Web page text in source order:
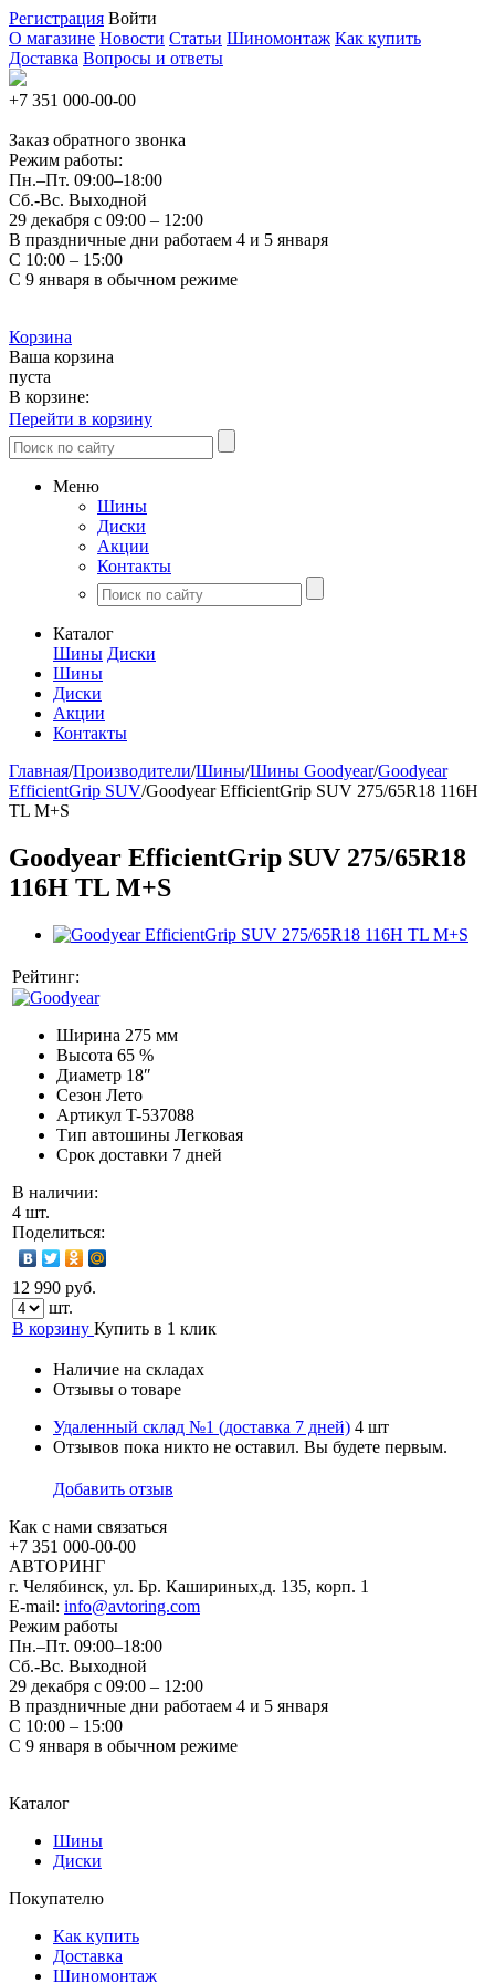
Регистрация Войти
О магазине Новости Статьи Шиномонтаж Как купить
Доставка Вопросы и ответы
+7 351 000-00-00
Заказ обратного звонка
Режим работы:
Пн.–Пт. 09:00–18:00
Сб.-Вс. Выходной
29 декабря с 09:00 – 12:00
В праздничные дни работаем 4 и 5 января
С 10:00 – 15:00
С 9 января в обычном режиме
Корзина
Ваша корзина
пуста
В корзине:
Перейти в корзину
Меню
Шины
Диски
Акции
Контакты
Каталог
Шины Диски
Шины
Диски
Акции
Контакты
Главная/Производители/Шины/Шины Goodyear/Goodyear
EfficientGrip SUV/Goodyear EfficientGrip SUV 275/65R18 116H
TL M+S
Goodyear EfficientGrip SUV 275/65R18
116H TL M+S
Рейтинг:
Ширина 275 мм
Высота 65 %
Диаметр 18″
Сезон Лето
Артикул T-537088
Тип автошины Легковая
Срок доставки 7 дней
В наличии:
4 шт.
Поделиться:
12 990 руб.
шт.
В корзину Купить в 1 клик
Наличие на складах
Отзывы о товаре
Удаленный склад №1 (доставка 7 дней) 4 шт
Отзывов пока никто не оставил. Вы будете первым.
Добавить отзыв
Как с нами связаться
+7 351 000-00-00
АВТОРИНГ
г. Челябинск, ул. Бр. Кашириных,д. 135, корп. 1
E-mail: info@avtoring.com
Режим работы
Пн.–Пт. 09:00–18:00
Сб.-Вс. Выходной
29 декабря с 09:00 – 12:00
В праздничные дни работаем 4 и 5 января
С 10:00 – 15:00
С 9 января в обычном режиме
Каталог
Шины
Диски
Покупателю
Как купить
Доставка
Шиномонтаж